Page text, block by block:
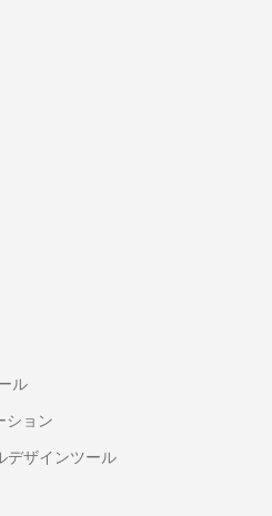
ル
ション
デザインツール